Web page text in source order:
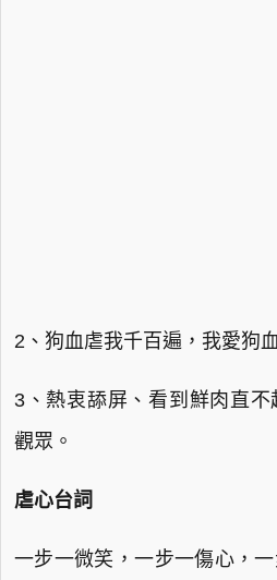
2、狗血虐我千百遍，我愛狗
3、熱衷舔屏、看到鮮肉直
觀眾。
虐心台詞
一步一微笑，一步一傷心，